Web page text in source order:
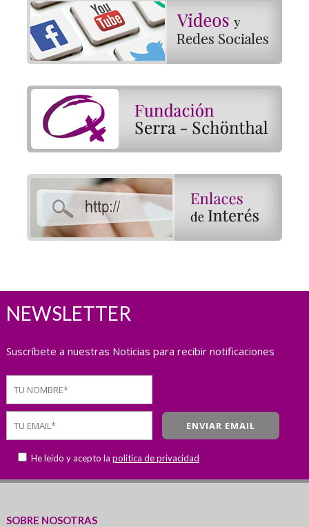
NEWSLETTER
Suscríbete a nuestras Noticias para recibir notificaciones
He leído y acepto la política de privacidad
SOBRE NOSOTRAS